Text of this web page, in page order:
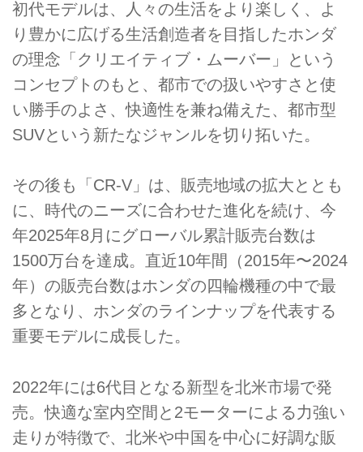
初代モデルは、人々の生活をより楽しく、よ
り豊かに広げる生活創造者を目指したホンダ
の理念「クリエイティブ・ムーバー」という
コンセプトのもと、都市での扱いやすさと使
い勝手のよさ、快適性を兼ね備えた、都市型
SUVという新たなジャンルを切り拓いた。
その後も「CR-V」は、販売地域の拡大ととも
に、時代のニーズに合わせた進化を続け、今
年2025年8月にグローバル累計販売台数は
1500万台を達成。直近10年間（2015年〜2024
年）の販売台数はホンダの四輪機種の中で最
多となり、ホンダのラインナップを代表する
重要モデルに成長した。
2022年には6代目となる新型を北米市場で発
売。快適な室内空間と2モーターによる力強い
走りが特徴で、北米や中国を中心に好調な販